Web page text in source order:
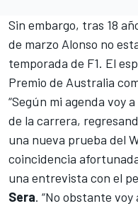
Sin embargo, tras 18
de marzo Alonso no
temporada de F1. El
Premio de Australia
“Según mi agenda voy
de la carrera,
una nueva prueba del
coincidencia
una entrevista con el
Sera. “No obstante